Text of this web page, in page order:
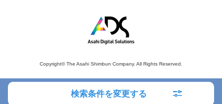
検索条件を変更する
Copyright© The Asahi Shimbun Company. All Rights Reserved.